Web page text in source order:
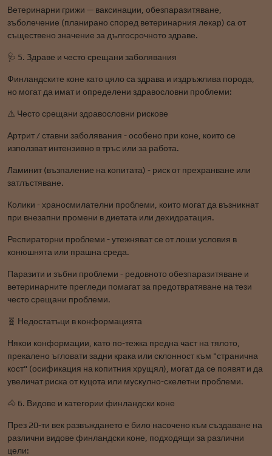
Ветеринарни грижи — ваксинации, обезпаразитяване,
зъболечение (планирано според ветеринарния лекар) са от
съществено значение за дългосрочното здраве.
🩺 5. Здраве и често срещани заболявания
Финландските коне като цяло са здрава и издръжлива порода,
но могат да имат и определени здравословни проблеми:
⚠️ Често срещани здравословни рискове
Артрит / ставни заболявания - особено при коне, които се
използват интензивно в тръс или за работа.
Ламинит (възпаление на копитата) - риск от прехранване или
затлъстяване.
Колики - храносмилателни проблеми, които могат да възникнат
при внезапни промени в диетата или дехидратация.
Респираторни проблеми - утежняват се от лоши условия в
конюшнята или прашна среда.
Паразити и зъбни проблеми - редовното обезпаразитяване и
ветеринарните прегледи помагат за предотвратяване на тези
често срещани проблеми.
🧬 Недостатъци в конформацията
Някои конформации, като по-тежка предна част на тялото,
прекалено ъгловати задни крака или склонност към "странична
кост" (осификация на копитния хрущял), могат да се появят и да
увеличат риска от куцота или мускулно-скелетни проблеми.
🐴 6. Видове и категории финландски коне
През 20-ти век развъждането е било насочено към създаване на
различни видове финландски коне, подходящи за различни
цели: